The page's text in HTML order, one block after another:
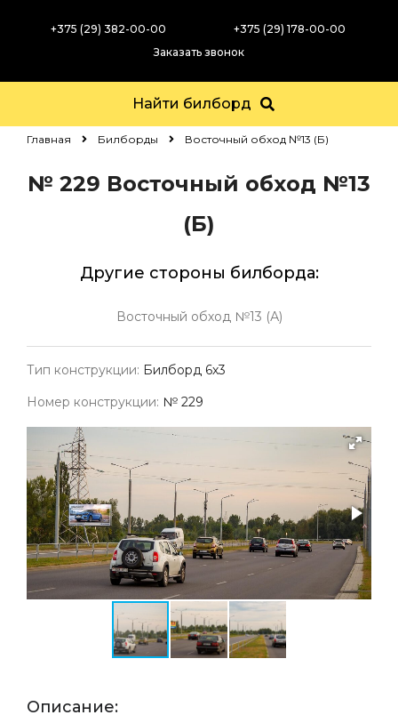
+375 (29) 382-00-00
+375 (29) 178-00-00
Заказать звонок
Найти билборд
Главная Билборды Восточный обход №13 (Б)
№ 229 Восточный обход №13
(Б)
Другие стороны билборда:
Восточный обход №13 (А)
Тип конструкции: Билборд 6х3
Номер конструкции: № 229
Описание: